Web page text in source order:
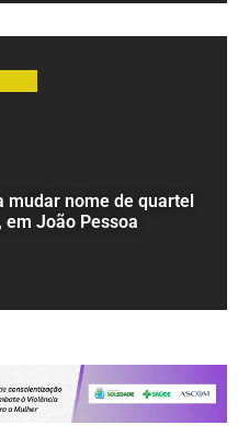
mudar nome de quartel
João Pessoa